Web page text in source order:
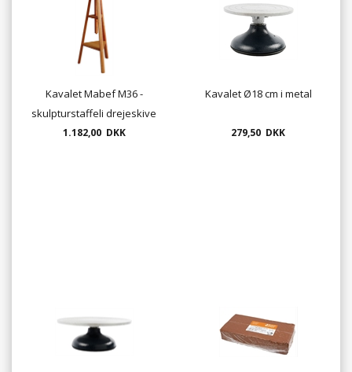
Kavalet Mabef M36 -
skulpturstaffeli drejeskive
1.182,00 DKK
Kavalet Ø18 cm i metal
279,50 DKK